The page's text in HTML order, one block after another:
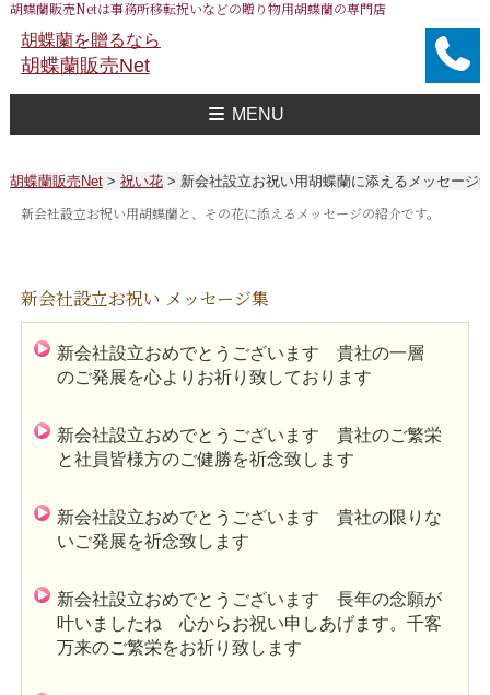
胡蝶蘭販売Netは事務所移転祝いなどの贈り物用胡蝶蘭の専門店
胡蝶蘭を贈るなら
胡蝶蘭販売Net
MENU
胡蝶蘭販売Net> 祝い花> 新会社設立お祝い用胡蝶蘭に添えるメッセージ
新会社設立お祝い用胡蝶蘭と、その花に添えるメッセージの紹介です。
新会社設立お祝い メッセージ集
新会社設立おめでとうございます 貴社の一層
のご発展を心よりお祈り致しております
新会社設立おめでとうございます 貴社のご繁栄
と社員皆様方のご健勝を祈念致します
新会社設立おめでとうございます 貴社の限りな
いご発展を祈念致します
新会社設立おめでとうございます 長年の念願が
叶いましたね 心からお祝い申しあげます。千客
万来のご繁栄をお祈り致します